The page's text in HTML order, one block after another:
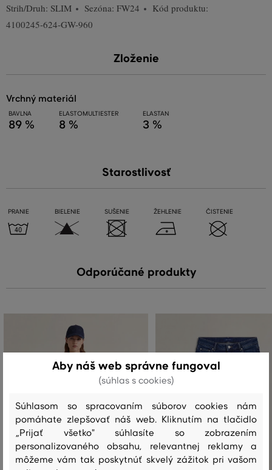
Strih/Druh: SLIM Sezóna: FW24
Kód produktu:
4100245-624-GW-960
Zloženie
vrchný materiál
BAVLNA
89 %
ELASTOMULTIESTER
8 %
ELASTAN
3 %
Starostlivosť
PRANIE BIELENIE SUŠENIE ŽEHLENIE ČISTENIE
Odporúčané produkty
Aby náš web správne fungoval
(súhlas s cookies)
Súhlasom so spracovaním súborov cookies nám
pomáhate zlepšovať náš web. Kliknutím na tlačidlo
„Prijať všetko" súhlasíte so zobrazením
personalizovaného obsahu, relevantnej reklamy a
môžeme vám tak poskytnúť skvelý zážitok pri vašom